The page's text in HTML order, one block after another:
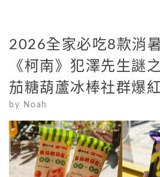
2026全家必吃8款消暑
《柯南》犯澤先生謎
茄糖葫蘆冰棒社群爆紅
by Noah